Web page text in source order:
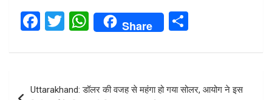
F
ce
T
tt
W
at
Share
ar
Uttarakhand: डॉलर की वजह से महंगा हो गया सोलर, आयोग ने इस